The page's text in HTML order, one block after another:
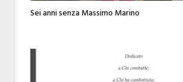
Sei anni senza Massimo Marino